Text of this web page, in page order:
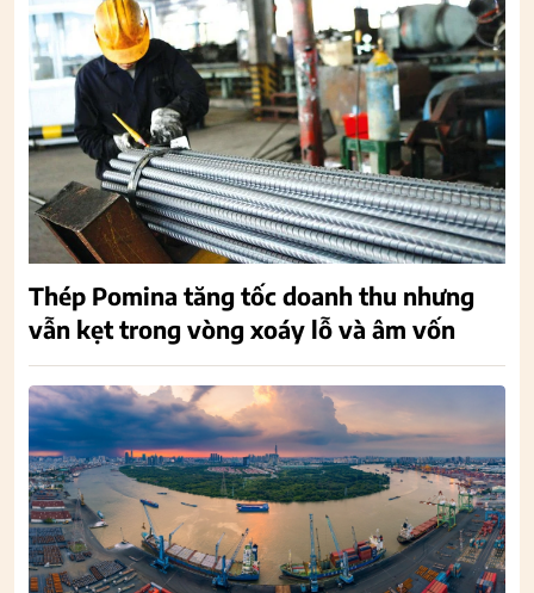
Thép Pomina tăng tốc doanh thu nhưng
vẫn kẹt trong vòng xoáy lỗ và âm vốn